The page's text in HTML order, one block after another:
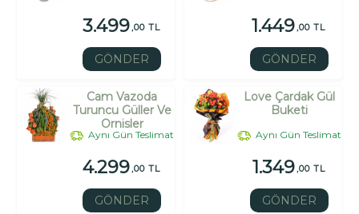
3.499,00 TL
GÖNDER
1.449,00 TL
GÖNDER
Cam Vazoda
Turuncu Güller Ve
Ornisler
Aynı Gün Teslimat
4.299,00 TL
GÖNDER
Love Çardak Gül
Buketi
Aynı Gün Teslimat
1.349,00 TL
GÖNDER